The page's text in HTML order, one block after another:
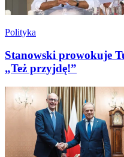
Polityka
Stanowski prowokuje
„Też przyjdę!”